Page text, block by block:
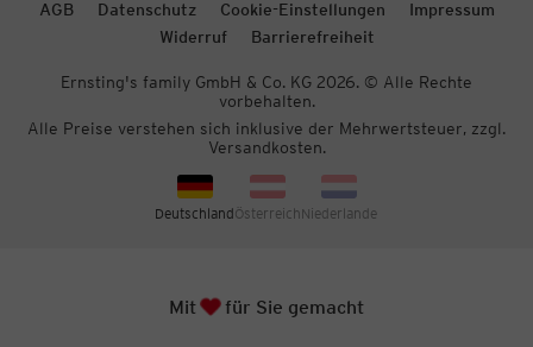
AGB Datenschutz Cookie-Einstellungen
Impressum
Widerruf
Barrierefreiheit
Ernsting's family GmbH & Co. KG 2026. © Alle Rechte
vorbehalten.
Alle Preise verstehen sich inklusive der Mehrwertsteuer, zzgl.
Versandkosten.
DeutschlandÖsterreichNiederlande
MitHerz
für Sie gemacht